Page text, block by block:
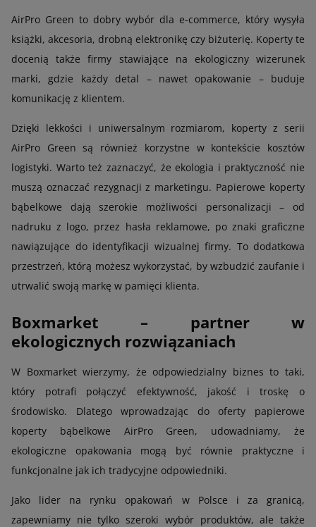
AirPro Green to dobry wybór dla e-commerce, który wysyła
książki, akcesoria, drobną elektronikę czy biżuterię. Koperty te
docenią także firmy stawiające na ekologiczny wizerunek
marki, gdzie każdy detal – nawet opakowanie – buduje
komunikację z klientem.
Dzięki lekkości i uniwersalnym rozmiarom, koperty z serii
AirPro Green są również korzystne w kontekście kosztów
logistyki. Warto też zaznaczyć, że ekologia i praktyczność nie
muszą oznaczać rezygnacji z marketingu. Papierowe koperty
bąbelkowe dają szerokie możliwości personalizacji – od
nadruku z logo, przez hasła reklamowe, po znaki graficzne
nawiązujące do identyfikacji wizualnej firmy. To dodatkowa
przestrzeń, którą możesz wykorzystać, by wzbudzić zaufanie i
utrwalić swoją markę w pamięci klienta.
Boxmarket – partner w
ekologicznych rozwiązaniach
W Boxmarket wierzymy, że odpowiedzialny biznes to taki,
który potrafi połączyć efektywność, jakość i troskę o
środowisko. Dlatego wprowadzając do oferty papierowe
koperty bąbelkowe AirPro Green, udowadniamy, że
ekologiczne opakowania mogą być równie praktyczne i
funkcjonalne jak ich tradycyjne odpowiedniki.
Jako lider na rynku opakowań w Polsce i za granicą,
zapewniamy nie tylko szeroki wybór produktów, ale także